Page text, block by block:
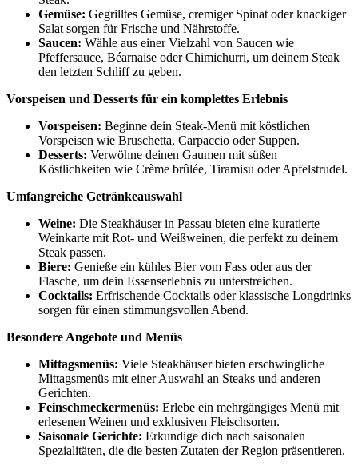
Gemüse: Gegrilltes Gemüse, cremiger Spinat oder knackiger
Salat sorgen für Frische und Nährstoffe.
Saucen: Wähle aus einer Vielzahl von Saucen wie
Pfeffersauce, Béarnaise oder Chimichurri, um deinem Steak
den letzten Schliff zu geben.
Vorspeisen und Desserts für ein komplettes Erlebnis
Vorspeisen: Beginne dein Steak-Menü mit köstlichen
Vorspeisen wie Bruschetta, Carpaccio oder Suppen.
Desserts: Verwöhne deinen Gaumen mit süßen
Köstlichkeiten wie Crème brûlée, Tiramisu oder Apfelstrudel.
Umfangreiche Getränkeauswahl
Weine: Die Steakhäuser in Passau bieten eine kuratierte
Weinkarte mit Rot- und Weißweinen, die perfekt zu deinem
Steak passen.
Biere: Genieße ein kühles Bier vom Fass oder aus der
Flasche, um dein Essenserlebnis zu unterstreichen.
Cocktails: Erfrischende Cocktails oder klassische Longdrinks
sorgen für einen stimmungsvollen Abend.
Besondere Angebote und Menüs
Mittagsmenüs: Viele Steakhäuser bieten erschwingliche
Mittagsmenüs mit einer Auswahl an Steaks und anderen
Gerichten.
Feinschmeckermenüs: Erlebe ein mehrgängiges Menü mit
erlesenen Weinen und exklusiven Fleischsorten.
Saisonale Gerichte: Erkundige dich nach saisonalen
Spezialitäten, die die besten Zutaten der Region präsentieren.